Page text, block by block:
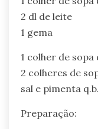
2 dl de leite
1 gema
1 colher de sopa
2 colheres de
sal e pimenta q.b.
Preparação: